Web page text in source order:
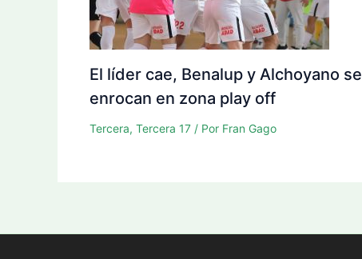
El líder cae, Benalup y Alchoyano se
enrocan en zona play off
Tercera, Tercera 17 / Por Fran Gago